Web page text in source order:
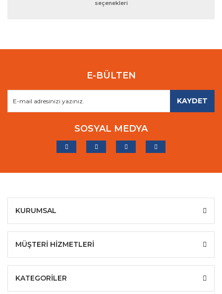
seçenekleri
E-BÜLTEN
KAYDET
SOSYAL MEDYA
KURUMSAL
MÜŞTERİ HİZMETLERİ
KATEGORİLER